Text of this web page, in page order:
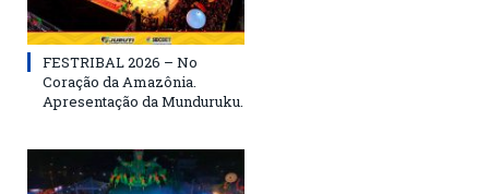
FESTRIBAL 2026 – No
Coração da Amazônia.
Apresentação da Munduruku.